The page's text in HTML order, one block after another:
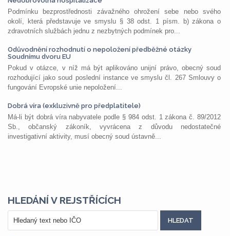
Podmínku bezprostřednosti závažného ohrožení sebe nebo svého
okolí, která představuje ve smyslu § 38 odst. 1 písm. b) zákona o
zdravotních službách jednu z nezbytných podmínek pro...
Odůvodnění rozhodnutí o nepoložení předběžné otázky
Soudnímu dvoru EU
Pokud v otázce, v níž má být aplikováno unijní právo, obecný soud
rozhodující jako soud poslední instance ve smyslu čl. 267 Smlouvy o
fungování Evropské unie nepoložení...
Dobrá víra (exkluzivně pro předplatitele)
Má-li být dobrá víra nabyvatele podle § 984 odst. 1 zákona č. 89/2012
Sb., občanský zákoník, vyvrácena z důvodu nedostatečné
investigativní aktivity, musí obecný soud ústavně...
HLEDÁNÍ V REJSTŘÍCÍCH